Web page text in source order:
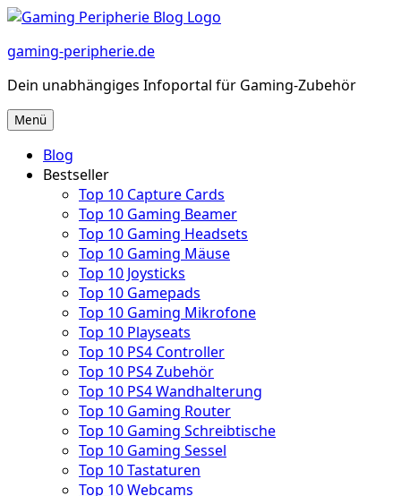
Zum
springen
gaming-peripherie.de
Dein unabhängiges Infoportal für Gaming-Zubehör
Menü
Blog
Bestseller
Top 10 Capture Cards
Top 10 Gaming Beamer
Top 10 Gaming Headsets
Top 10 Gaming Mäuse
Top 10 Joysticks
Top 10 Gamepads
Top 10 Gaming Mikrofone
Top 10 Playseats
Top 10 PS4 Controller
Top 10 PS4 Zubehör
Top 10 PS4 Wandhalterung
Top 10 Gaming Router
Top 10 Gaming Schreibtische
Top 10 Gaming Sessel
Top 10 Tastaturen
Top 10 Webcams